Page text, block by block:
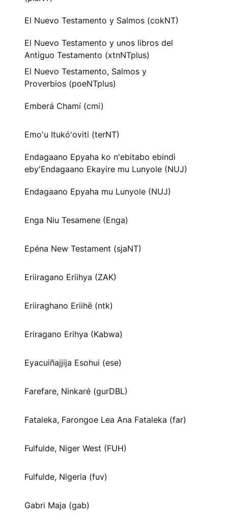
El Nuevo Testamento y Salmos (cokNT)
El Nuevo Testamento y unos libros del
Antiguo Testamento (xtnNTplus)
El Nuevo Testamento, Salmos y
Proverbios (poeNTplus)
Emberá Chamí (cmi)
Emo'u Itukó'oviti (terNT)
Endagaano Epyaha ko n'ebitabo ebindi
eby'Endagaano Ekayire mu Lunyole (NUJ)
Endagaano Epyaha mu Lunyole (NUJ)
Enga Niu Tesamene (Enga)
Epéna New Testament (sjaNT)
Eriiragano Eriihya (ZAK)
Eriiraghano Eriihë (ntk)
Eriragano Erihya (Kabwa)
Eyacuiñajjija Esohui (ese)
Farefare, Ninkaré (gurDBL)
Fataleka, Farongoe Lea Ana Fataleka (far)
Fulfulde, Niger West (FUH)
Fulfulde, Nigeria (fuv)
Gabri Maja (gab)